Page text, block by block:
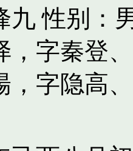
九 性别：
，字秦登、
，字隐高、